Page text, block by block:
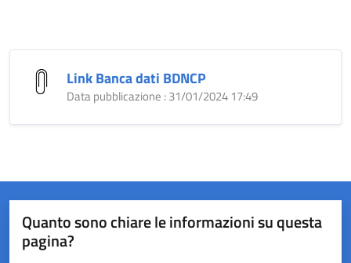
Link Banca dati BDNCP
Data pubblicazione : 31/01/2024 17:49
Quanto sono chiare le informazioni su questa
pagina?